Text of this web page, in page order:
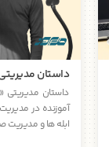
داستان مدیریتی
داستان مدیریتی
آموزنده در
ابله ها و مدیریت